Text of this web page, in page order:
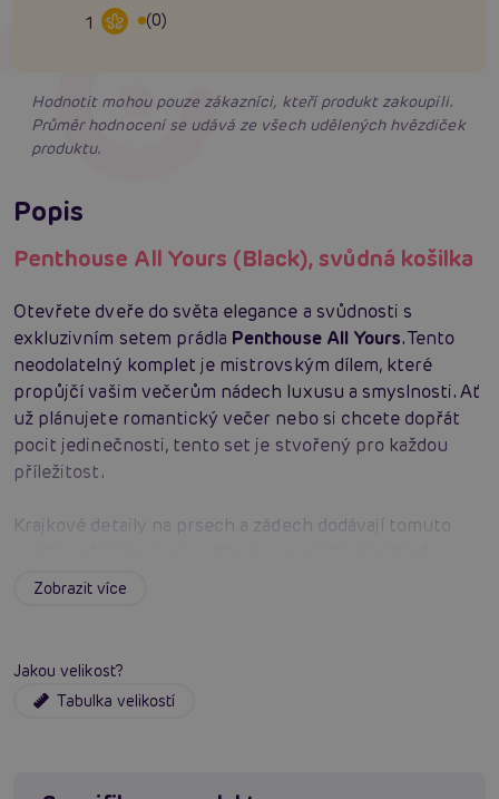
1
(0)
Hodnotit mohou pouze zákazníci, kteří produkt zakoupili.
Průměr hodnocení se udává ze všech udělených hvězdiček
produktu.
Popis
Penthouse All Yours (Black), svůdná košilka
Otevřete dveře do světa elegance a svůdnosti s
exkluzivním setem prádla Penthouse All Yours. Tento
neodolatelný komplet je mistrovským dílem, které
propůjčí vašim večerům nádech luxusu a smyslnosti. Ať
už plánujete romantický večer nebo si chcete dopřát
pocit jedinečnosti, tento set je stvořený pro každou
příležitost.
Krajkové detaily na prsech a zádech dodávají tomuto
Průsvitná košilka spolu s minimalistickými tangy vytváří
materiálu
, prádlo
pohodlí.
poděkováním, která učiní z vašeho nákupu nebo dárku
Zobrazit více
Jakou velikost?
Tabulka velikostí